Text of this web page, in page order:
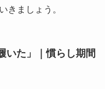
きましょう。
いた」｜慣らし期間